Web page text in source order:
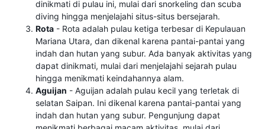
dinikmati di pulau ini, mulai dari snorkeling dan scuba
diving hingga menjelajahi situs-situs bersejarah.
Rota - Rota adalah pulau ketiga terbesar di Kepulauan
Mariana Utara, dan dikenal karena pantai-pantai yang
indah dan hutan yang subur. Ada banyak aktivitas yang
dapat dinikmati, mulai dari menjelajahi sejarah pulau
hingga menikmati keindahannya alam.
Aguijan - Aguijan adalah pulau kecil yang terletak di
selatan Saipan. Ini dikenal karena pantai-pantai yang
indah dan hutan yang subur. Pengunjung dapat